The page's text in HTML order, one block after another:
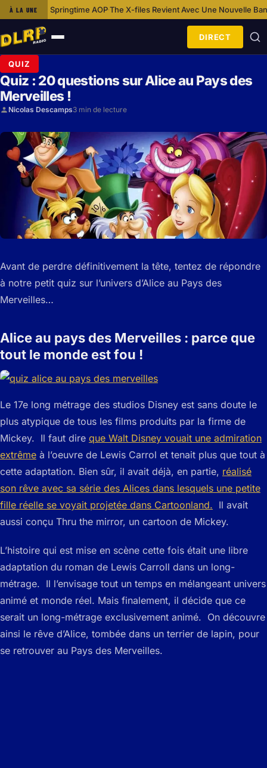
À LA UNE
Revient Avec Une Nouvelle Bande-annonce Aux Accents Horrifiques·
Ouvrir
le
DIRECT
QUIZ
Quiz : 20 questions sur Alice au Pays des
Merveilles !
Nicolas Descamps3 min de lecture
Avant de perdre définitivement la tête, tentez de répondre
à notre petit quiz sur l’univers d’Alice au Pays des
Merveilles…
Alice au pays des Merveilles : parce que
tout le monde est fou !
Le 17e long métrage des studios Disney est sans doute le
plus atypique de tous les films produits par la firme de
Mickey. Il faut dire que Walt Disney vouait une admiration
extrême à l’oeuvre de Lewis Carrol et tenait plus que tout à
cette adaptation. Bien sûr, il avait déjà, en partie, réalisé
son rêve avec sa série des Alices dans lesquels une petite
fille réelle se voyait projetée dans Cartoonland. Il avait
aussi conçu Thru the mirror, un cartoon de Mickey.
L’histoire qui est mise en scène cette fois était une libre
adaptation du roman de Lewis Carroll dans un long-
métrage. Il l’envisage tout un temps en mélangeant univers
animé et monde réel. Mais finalement, il décide que ce
serait un long-métrage exclusivement animé. On découvre
ainsi le rêve d’Alice, tombée dans un terrier de lapin, pour
se retrouver au Pays des Merveilles.